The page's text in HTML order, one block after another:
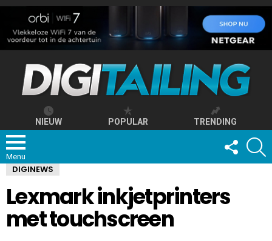
NIEUW POPULAR TRENDING
Menu
FOLLOW
US
DIGINEWS
Lexmark inkjetprinters
met touchscreen